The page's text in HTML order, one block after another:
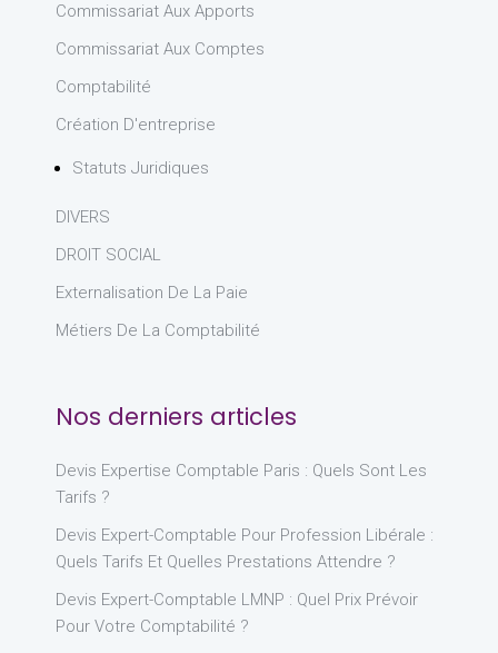
Commissariat Aux Apports
Commissariat Aux Comptes
Comptabilité
Création D'entreprise
Statuts Juridiques
DIVERS
DROIT SOCIAL
Externalisation De La Paie
Métiers De La Comptabilité
Nos derniers articles
Devis Expertise Comptable Paris : Quels Sont Les
Tarifs ?
Devis Expert-Comptable Pour Profession Libérale :
Quels Tarifs Et Quelles Prestations Attendre ?
Devis Expert-Comptable LMNP : Quel Prix Prévoir
Pour Votre Comptabilité ?